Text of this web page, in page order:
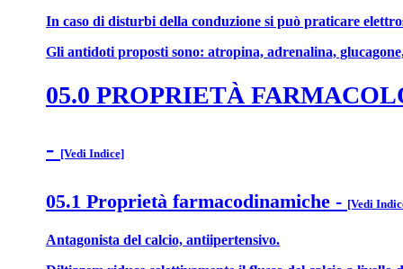
In caso di disturbi della conduzione si può praticare
Gli antidoti proposti sono: atropina, adrenalina,
05.0 PROPRIETÀ
- [Vedi Indice]
05.1 Proprietà farmacodinamiche - [Vedi
Antagonista del calcio, antiipertensivo.